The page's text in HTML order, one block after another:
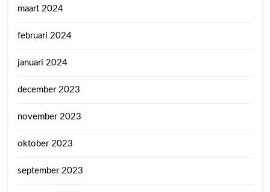
maart 2024
februari 2024
januari 2024
december 2023
november 2023
oktober 2023
september 2023